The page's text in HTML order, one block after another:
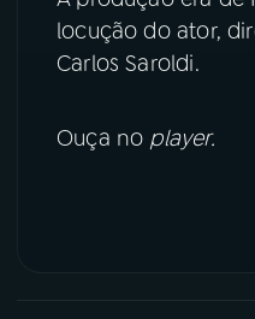
Instagram
locução do ator,
Carlos Saroldi.
Ouça no player.